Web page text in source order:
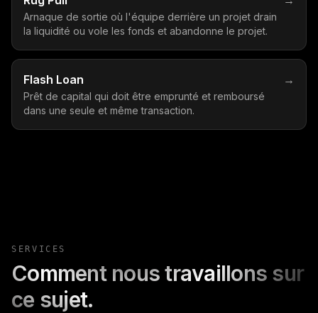
Arnaque de sortie où l'équipe derrière un projet drain
la liquidité ou vole les fonds et abandonne le projet.
Flash Loan
Prêt de capital qui doit être emprunté et remboursé
dans une seule et même transaction.
→
SERVICES
Comment nous travaillons sur
ce sujet.